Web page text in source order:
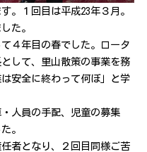
。１回目は平成23年３月。
た。
４年目の春でした。ロータ
して、里山散策の事業を務
安全に終わって何ぼ」と学
人員の手配、児童の募集
。
者となり、２回目同様ご苦